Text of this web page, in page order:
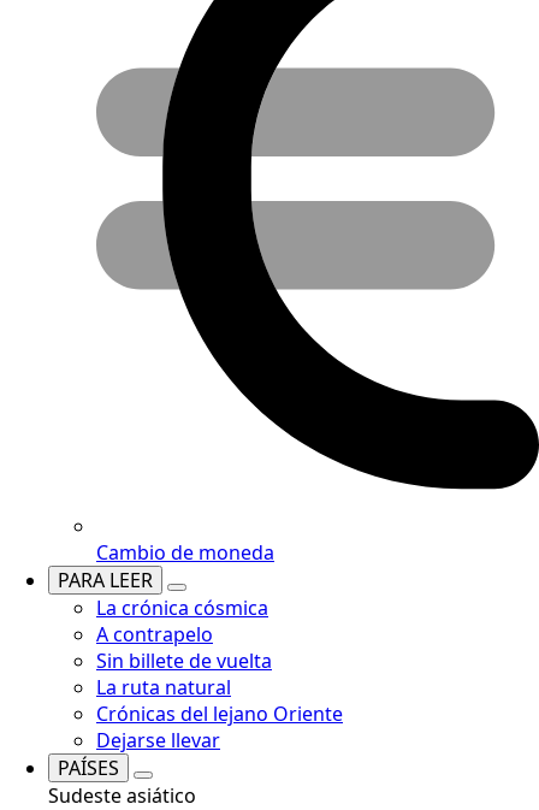
Cambio de moneda
PARA LEER
La crónica cósmica
A contrapelo
Sin billete de vuelta
La ruta natural
Crónicas del lejano Oriente
Dejarse llevar
PAÍSES
Sudeste asiático